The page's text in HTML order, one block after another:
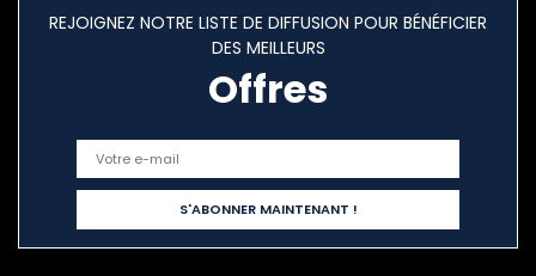
REJOIGNEZ NOTRE LISTE DE DIFFUSION POUR BÉNÉFICIER
DES MEILLEURS
Offres